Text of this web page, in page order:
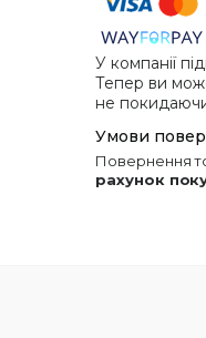
У компанії
Тепер ви
не
повернення
рахунок